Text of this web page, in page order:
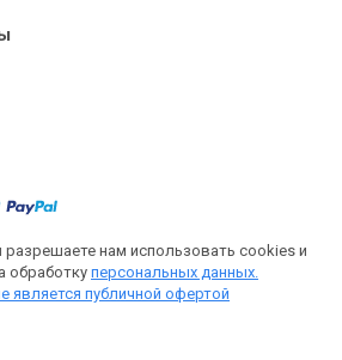
разрешаете нам использовать cookies и
обработку персональных данных.
является публичной офертой